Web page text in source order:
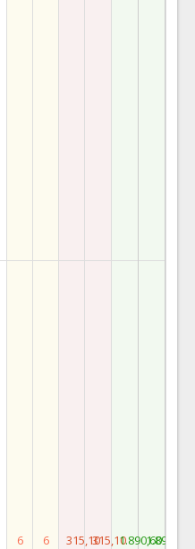
6 6 315,10315,101.890,601.890,60